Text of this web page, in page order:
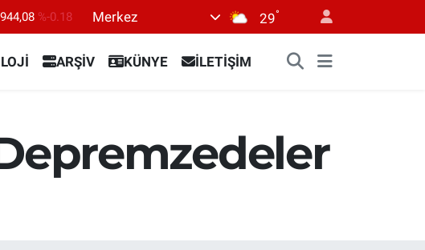
%-0.18
13.779 %-14
Merkez 29°
ARŞİV KÜNYE İLETİŞİM